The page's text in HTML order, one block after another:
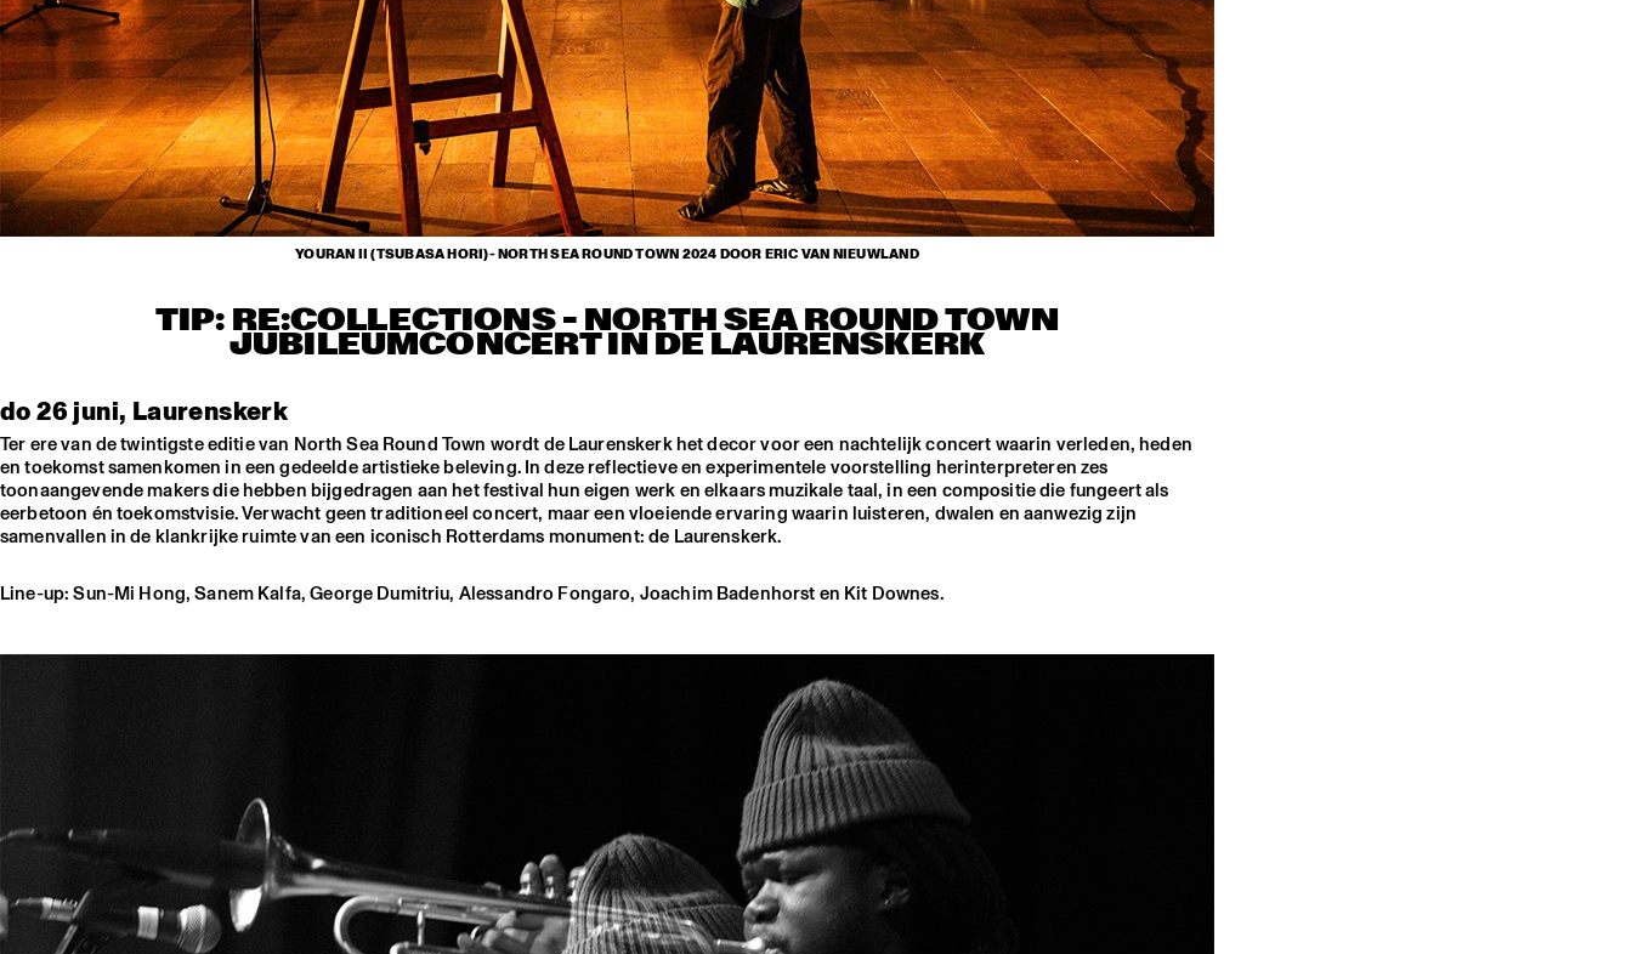
YOURAN II (TSUBASA HORI)- NORTH SEA ROUND TOWN 2024 DOOR ERIC VAN NIEUWLAND
TIP: RE:COLLECTIONS – NORTH SEA ROUND TOWN
JUBILEUMCONCERT IN DE LAURENSKERK
do 26 juni, Laurenskerk
Ter ere van de twintigste editie van North Sea Round Town wordt de Laurenskerk het decor voor een nachtelijk concert waarin verleden, heden
en toekomst samenkomen in een gedeelde artistieke beleving. In deze reflectieve en experimentele voorstelling herinterpreteren zes
toonaangevende makers die hebben bijgedragen aan het festival hun eigen werk en elkaars muzikale taal, in een compositie die fungeert als
eerbetoon én toekomstvisie. Verwacht geen traditioneel concert, maar een vloeiende ervaring waarin luisteren, dwalen en aanwezig zijn
samenvallen in de klankrijke ruimte van een iconisch Rotterdams monument: de Laurenskerk.
Line-up: Sun-Mi Hong, Sanem Kalfa, George Dumitriu, Alessandro Fongaro, Joachim Badenhorst en Kit Downes.